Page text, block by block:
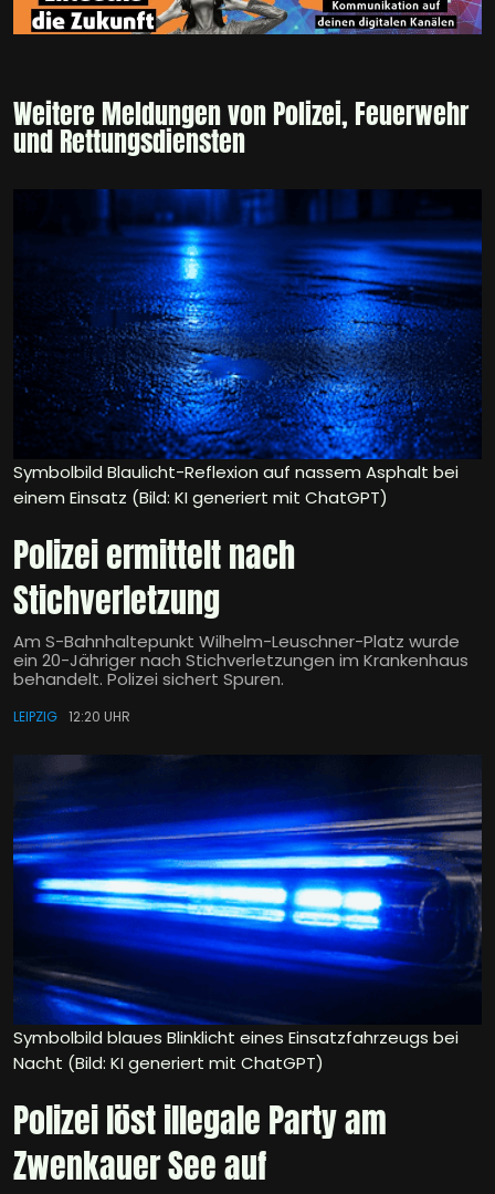
Weitere Meldungen von Polizei, Feuerwehr
und Rettungsdiensten
Symbolbild Blaulicht-Reflexion auf nassem Asphalt bei
einem Einsatz (Bild: KI generiert mit ChatGPT)
Polizei ermittelt nach
Stichverletzung
Am S-Bahnhaltepunkt Wilhelm-Leuschner-Platz wurde
ein 20-Jähriger nach Stichverletzungen im Krankenhaus
behandelt. Polizei sichert Spuren.
LEIPZIG 12:20 UHR
Symbolbild blaues Blinklicht eines Einsatzfahrzeugs bei
Nacht (Bild: KI generiert mit ChatGPT)
Polizei löst illegale Party am
Zwenkauer See auf